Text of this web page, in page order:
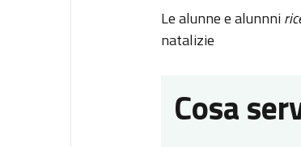
Le alunne e alunnni
natalizie
Cosa